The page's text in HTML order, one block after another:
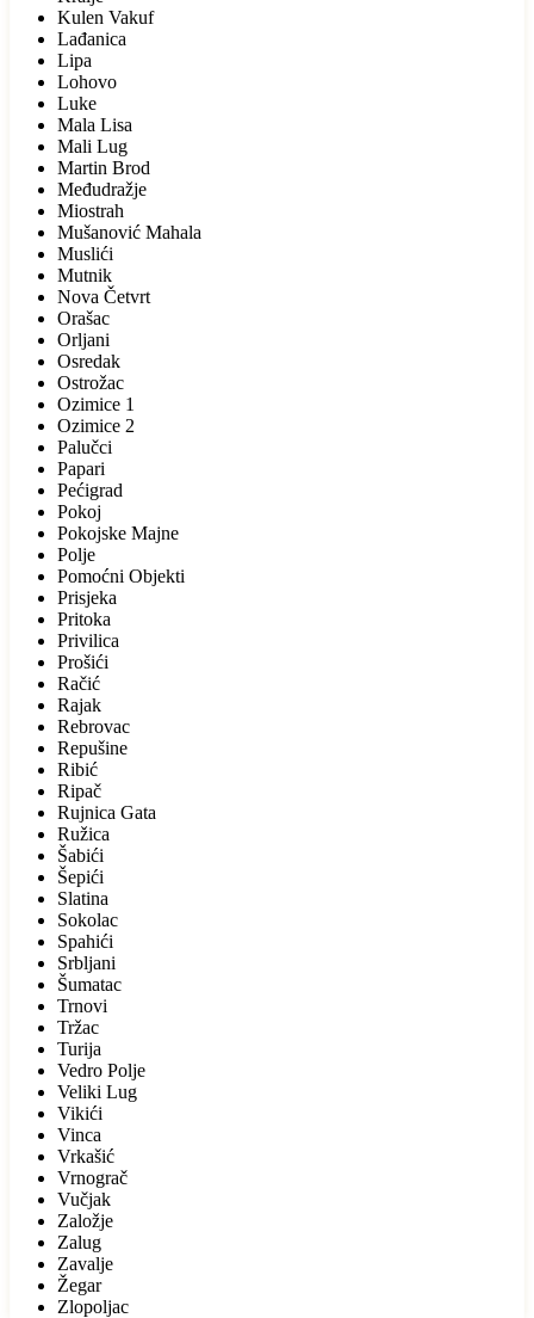
Kulen Vakuf
Lađanica
Lipa
Lohovo
Luke
Mala Lisa
Mali Lug
Martin Brod
Međudražje
Miostrah
Mušanović Mahala
Muslići
Mutnik
Nova Četvrt
Orašac
Orljani
Osredak
Ostrožac
Ozimice 1
Ozimice 2
Palučci
Papari
Pećigrad
Pokoj
Pokojske Majne
Polje
Pomoćni Objekti
Prisjeka
Pritoka
Privilica
Prošići
Račić
Rajak
Rebrovac
Repušine
Ribić
Ripač
Rujnica Gata
Ružica
Šabići
Šepići
Slatina
Sokolac
Spahići
Srbljani
Šumatac
Trnovi
Tržac
Turija
Vedro Polje
Veliki Lug
Vikići
Vinca
Vrkašić
Vrnograč
Vučjak
Založje
Zalug
Zavalje
Žegar
Zlopoljac